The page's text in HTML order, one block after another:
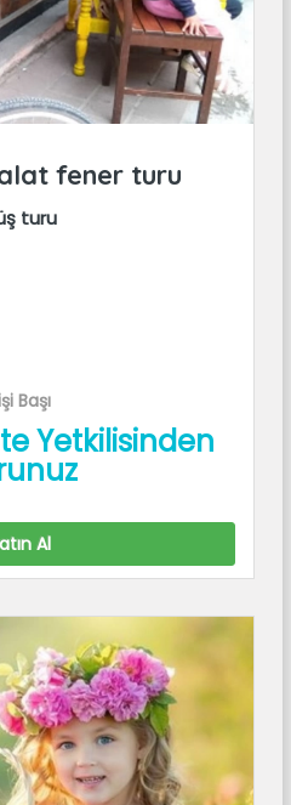
fener turu
turu
Başı
Yetkilisinden
Al